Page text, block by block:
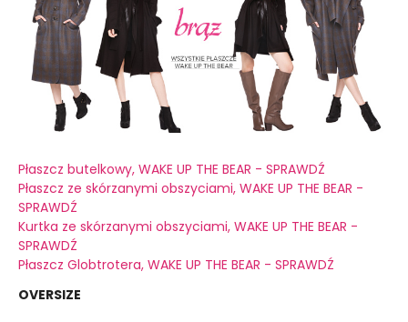
Płaszcz butelkowy, WAKE UP THE BEAR - SPRAWDŹ
Płaszcz ze skórzanymi obszyciami, WAKE UP THE BEAR -
SPRAWDŹ
Kurtka ze skórzanymi obszyciami, WAKE UP THE BEAR -
SPRAWDŹ
Płaszcz Globtrotera, WAKE UP THE BEAR - SPRAWDŹ
OVERSIZE